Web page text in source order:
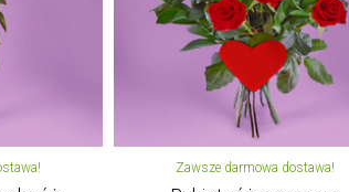
Zawsze darmowa dostawa!